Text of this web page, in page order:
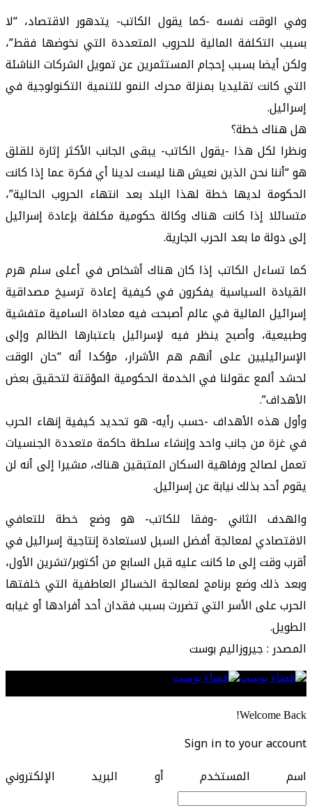
وفي الوقت نفسه -كما يقول الكاتب- يتدهور الاقتصاد، “لا
بسبب التكلفة المالية للحروب المتعددة التي نخوضها فقط”،
ولكن أيضا بسبب إحجام المستثمرين عن تمويل الشركات الناشئة
التي كانت تقليديا بمنزلة محرك النمو للتنمية التكنولوجية في
إسرائيل.
هل هناك خطة؟
ونظرا لكل هذا -يقول الكاتب- يبقى الجانب الأكثر إثارة للقلق
هو “أننا نحن الذين نعيش هنا ليست لدينا أي فكرة عما إذا كانت
الحكومة لديها خطة لهذا البلد بعد انتهاء الحروب الحالية”،
متسائلا إذا كانت هناك وكالة حكومية مكلفة بإعادة إسرائيل
إلى دولة ما بعد الحرب الجارية.
كما تساءل الكاتب إذا كان هناك أشخاص في أعلى سلم هرم
القيادة السياسية يفكرون في كيفية إعادة ترسيخ مصداقية
إسرائيل المالية في عالم أصبحت فيه معاداة السامية متفشية
وطبيعية، وأصبح ينظر فيه لإسرائيل باعتبارها الظالم وإلى
الإسرائيليين على أنهم هم الأشرار، مؤكدا أنه “حان الوقت
لحشد ألمع عقولنا في الخدمة الحكومية المؤقتة لتحقيق بعض
الأهداف”.
وأول هذه الأهداف -حسب رأيه- هو تحديد كيفية إنهاء الحرب
في غزة من جانب واحد وإنشاء سلطة حاكمة متعددة الجنسيات
تعمل لصالح ورفاهية السكان المتبقين هناك، مشيرا إلى أنه لن
يقوم أحد بذلك نيابة عن إسرائيل.
والهدف الثاني -وفقا للكاتب- هو وضع خطة للتعافي
الاقتصادي لمعالجة أفضل السبل لاستعادة إنتاجية إسرائيل في
أقرب وقت إلى ما كانت عليه قبل السابع من أكتوبر/تشرين الأول،
وبعد ذلك وضع برنامج لمعالجة الخسائر العاطفية التي خلفتها
الحرب على الأسر التي تضررت بسبب فقدان أحد أفرادها أو غيابه
الطويل.
المصدر : جيروزاليم بوست
Welcome Back!
Sign in to your account
اسم المستخدم أو البريد الإلكتروني